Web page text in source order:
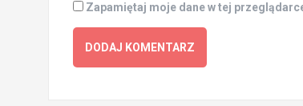
Zapamiętaj moje dane w tej